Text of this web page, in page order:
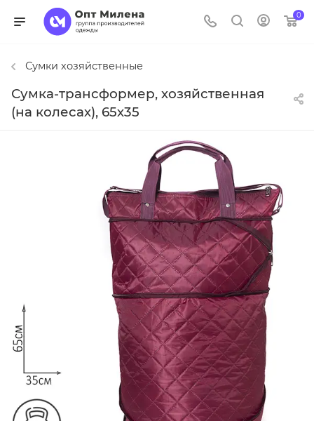
0
Сумки хозяйственные
Сумка-трансформер, хозяйственная
(на колесах), 65х35